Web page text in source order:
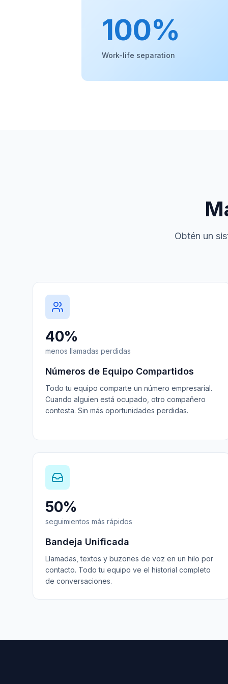
100%
Work-life separation
Obtén un
40%
menos llamadas perdidas
Números de Equipo Compartidos
Todo tu equipo comparte un número empresarial.
Cuando alguien está ocupado, otro compañero
contesta. Sin más oportunidades perdidas.
50%
seguimientos más rápidos
Bandeja Unificada
Llamadas, textos y buzones de voz en un hilo por
contacto. Todo tu equipo ve el historial completo
de conversaciones.